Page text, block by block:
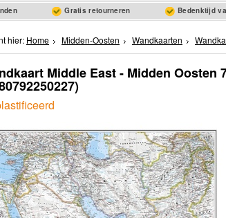
Gratis retourneren Bedenktijd
hier: Home Midden-Oosten Wandkaarten
Middle East - Midden Oosten